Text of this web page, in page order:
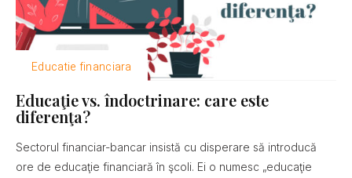
Educatie financiara
Educaţie vs. îndoctrinare: care este
diferenţa?
Sectorul financiar-bancar insistă cu disperare să introducă
ore de educaţie financiară în şcoli. Ei o numesc „educaţie